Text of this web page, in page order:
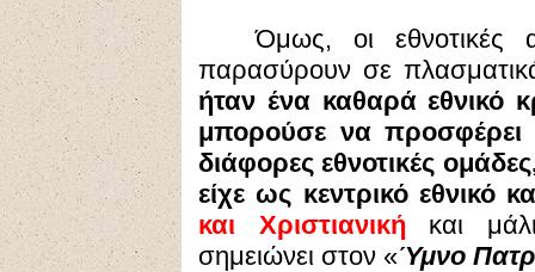
Όμως, οι
παρασύρουν σε
ήταν ένα καθαρά εθνικό
μπορούσε να προσφέρει
διάφορες εθνοτικές
είχε ως κεντρικό εθνικό
και Χριστιανική και
σημειώνει στον «Ύμνο